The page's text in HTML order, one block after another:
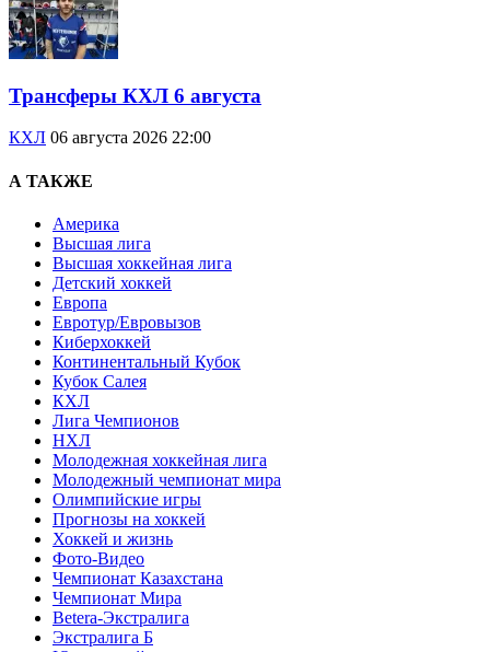
Трансферы КХЛ 6 августа
КХЛ 06 августа 2026 22:00
А ТАКЖЕ
Америка
Высшая лига
Высшая хоккейная лига
Детский хоккей
Европа
Евротур/Евровызов
Киберхоккей
Континентальный Кубок
Кубок Салея
КХЛ
Лига Чемпионов
НХЛ
Молодежная хоккейная лига
Молодежный чемпионат мира
Олимпийские игры
Прогнозы на хоккей
Хоккей и жизнь
Фото-Видео
Чемпионат Казахстана
Чемпионат Мира
Betera-Экстралига
Экстралига Б